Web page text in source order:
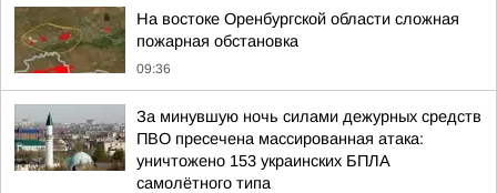
На востоке Оренбургской области сложная
пожарная обстановка
09:36
За минувшую ночь силами дежурных средств
ПВО пресечена массированная атака:
уничтожено 153 украинских БПЛА
самолётного типа